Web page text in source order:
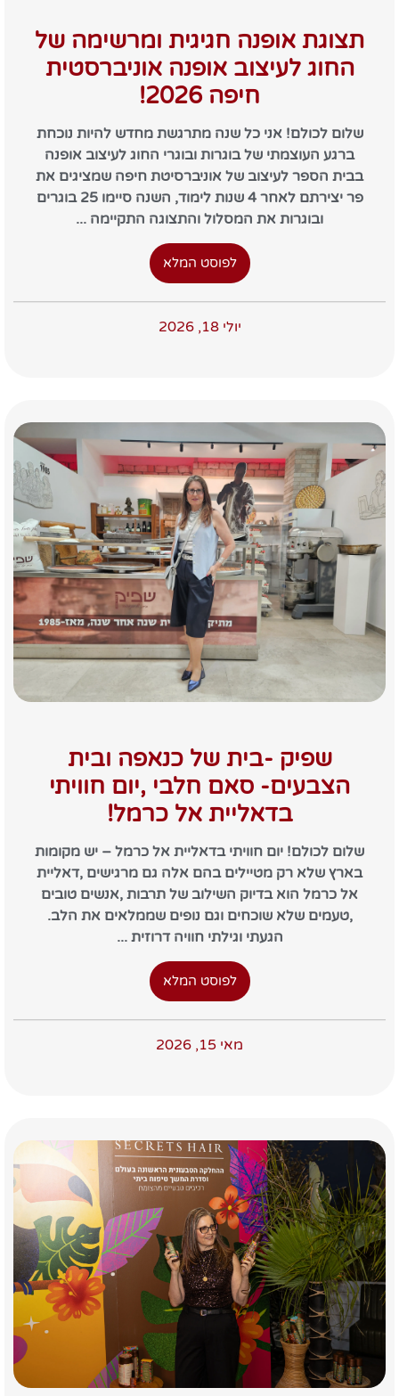
תצוגת אופנה חגיגית ומרשימה של
החוג לעיצוב אופנה אוניברסטית
חיפה 2026!
שלום לכולם! אני כל שנה מתרגשת מחדש להיות נוכחת
ברגע העוצמתי של בוגרות ובוגרי החוג לעיצוב אופנה
בבית הספר לעיצוב של אוניברסיטת חיפה שמציגים את
פר יצירתם לאחר 4 שנות לימוד, השנה סיימו 25 בוגרים
ובוגרות את המסלול והתצוגה התקיימה ...
לפוסט המלא
יולי 18, 2026
שפיק -בית של כנאפה ובית
הצבעים- סאם חלבי ,יום חוויתי
בדאליית אל כרמל!
שלום לכולם! יום חוויתי בדאליית אל כרמל – יש מקומות
בארץ שלא רק מטיילים בהם אלה גם מרגישים ,דאליית
אל כרמל הוא בדיוק השילוב של תרבות ,אנשים טובים
,טעמים שלא שוכחים וגם נופים שממלאים את הלב.
הגעתי וגילתי חוויה דרוזית ...
לפוסט המלא
מאי 15, 2026